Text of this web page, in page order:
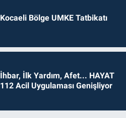
Kocaeli Bölge UMKE Tatbikatı
İhbar, İlk Yardım, Afet... HAYAT
112 Acil Uygulaması Genişliyor